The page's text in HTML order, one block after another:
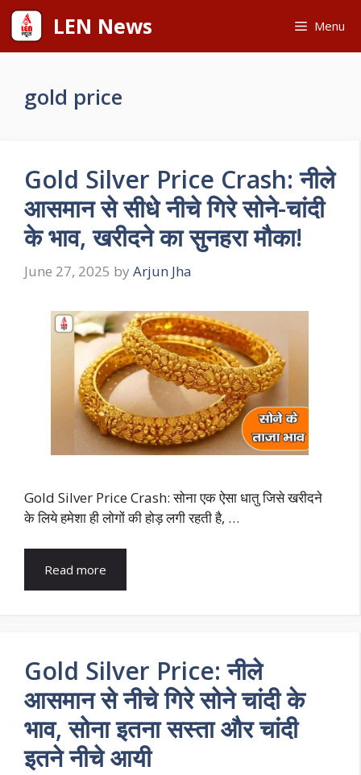
Skip
content
LEN News Menu
gold price
Gold Silver Price Crash: नीले
आसमान से सीधे नीचे गिरे सोने-चांदी
के भाव, खरीदने का सुनहरा मौका!
June 27, 2025 by Arjun Jha
Gold Silver Price Crash: सोना एक ऐसा धातु जिसे खरीदने
के लिये हमेशा ही लोगों की होड़ लगी रहती है, …
Read more
Gold Silver Price: नीले
आसमान से नीचे गिरे सोने चांदी के
भाव, सोना इतना सस्ता और चांदी
इतने नीचे आयी